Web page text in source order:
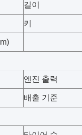
길이
키
엔진 출력
배출 기준